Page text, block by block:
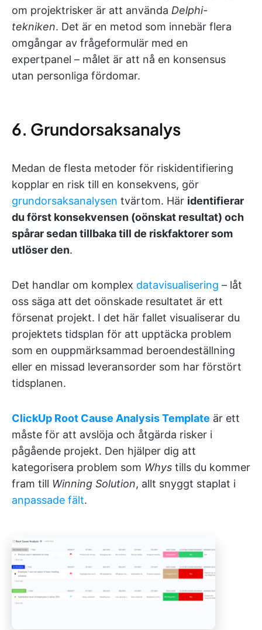
om projektrisker är att använda Delphi-
tekniken. Det är en metod som innebär flera
omgångar av frågeformulär med en
expertpanel – målet är att nå en konsensus
utan personliga fördomar.
6. Grundorsaksanalys
Medan de flesta metoder för riskidentifiering
kopplar en risk till en konsekvens, gör
grundorsaksanalysen tvärtom. Här identifierar
du först konsekvensen (oönskat resultat) och
spårar sedan tillbaka till de riskfaktorer som
utlöser den.
Det handlar om komplex datavisualisering – låt
oss säga att det oönskade resultatet är ett
försenat projekt. I det här fallet visualiserar du
projektets tidsplan för att upptäcka problem
som en ouppmärksammad beroendeställning
eller en missad leveransorder som har förstört
tidsplanen.
ClickUp Root Cause Analysis Template är ett
måste för att avslöja och åtgärda risker i
pågående projekt. Den hjälper dig att
kategorisera problem som Whys tills du kommer
fram till Winning Solution, allt snyggt staplat i
anpassade fält.